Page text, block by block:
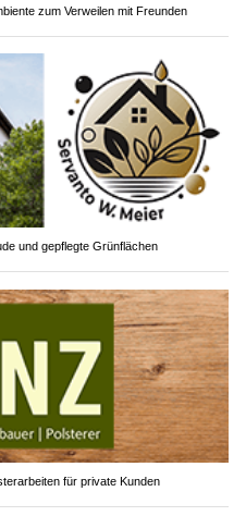
zum Verweilen mit Freunden
und gepflegte Grünflächen
für private Kunden